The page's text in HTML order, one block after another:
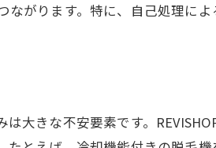
がります。特に、自己処理に
大きな不安要素です。